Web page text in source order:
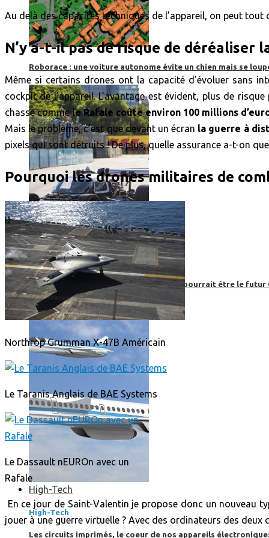
Roborace : une voiture autonome évite un chien mais se
Boom, cet avion de ligne supersonique pourrait être le futur
High-Tech
High-Tech
Les circuits imprimés, le coeur de nos appareils
Au delà des capacités techniques de l’appareil, on peut tout
N’y a-t-il pas de risque de déréaliser
Même si certains drones ont la capacité d’évoluer sans
cockpit de l’appareil. L’avantage est évident, plus de
chasse commele Rafale coûte environ 100 millions
Mais le problème, c’est que devant un écran la guerre à
pixels qui sont détruits ! De plus, quelle assurance a-t-on
Pourquoi les drones militaires de
Northrop Grumman X-47B Américain
Le Taranis Anglais de BAE Systems
Le Dassault nEUROn avec un
Rafale
En ce jour de Saint-Valentin je propose donc un nouveau
jouer à une guerre virtuelle ? Avec des ordinateurs des